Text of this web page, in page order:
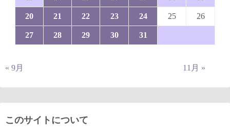
20 21 22 23 24 25 26
27 28 29 30 31
« 9月 11月 »
このサイトについて